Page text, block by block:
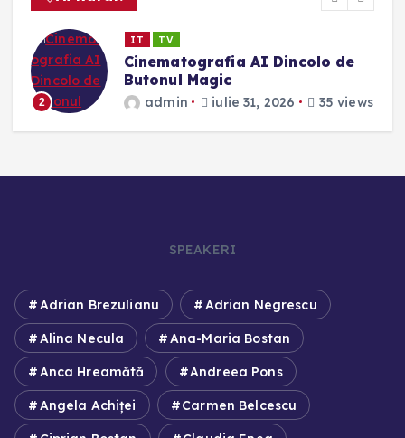
2
IT TV
Cinematografia AI Dincolo de
Butonul Magic
admin iulie 31, 2026 35 views
SPEAKERI
Adrian Brezulianu Adrian Negrescu
Alina Necula Ana-Maria Bostan
Anca Hreamătă Andreea Pons
Angela Achiței Carmen Belcescu